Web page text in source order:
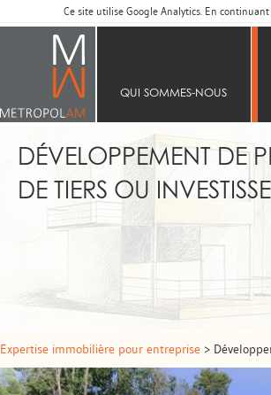
Ce site utilise Google Analytics. En
QUI SOMMES‑NOUS
DÉVELOPPEMENT DE
DE TIERS OU
Expertise immobilière pour entreprise >